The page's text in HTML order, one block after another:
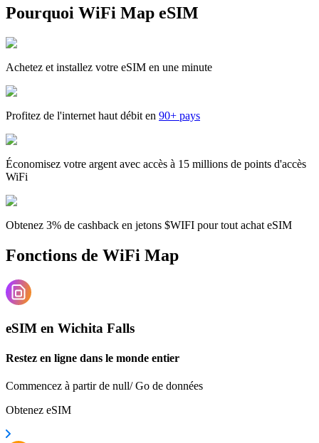
Pourquoi WiFi Map eSIM
Achetez et installez votre eSIM en une minute
Profitez de l'internet haut débit en 90+ pays
Économisez votre argent avec accès à 15 millions de points d'accès
WiFi
Obtenez 3% de cashback en jetons $WIFI pour tout achat eSIM
Fonctions de WiFi Map
eSIM en Wichita Falls
Restez en ligne dans le monde entier
Commencez à partir de null/ Go de données
Obtenez eSIM